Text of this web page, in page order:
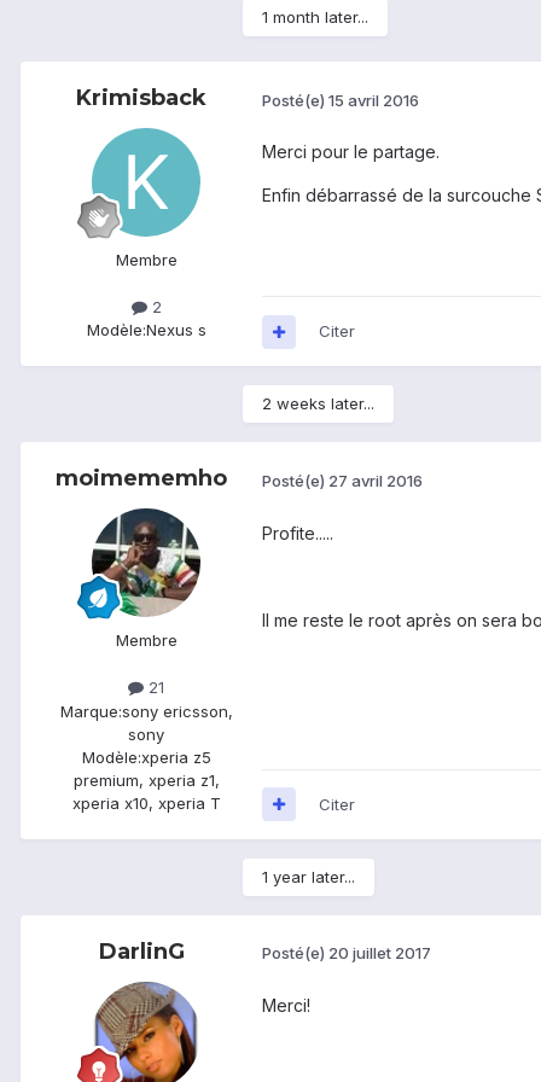
1 month later...
Krimisback
Membre
2
Modèle:Nexus s
Posté(e) 15 avril 2016
Merci pour le partage.
Enfin débarrassé de la surcouche
Citer
2 weeks later...
moimememho
Membre
21
Marque:sony ericsson,
sony
Modèle:xperia z5
premium, xperia z1,
xperia x10, xperia T
Posté(e) 27 avril 2016
Profite.....
Il me reste le root après on sera
Citer
1 year later...
DarlinG Posté(e) 20 juillet 2017
Merci!